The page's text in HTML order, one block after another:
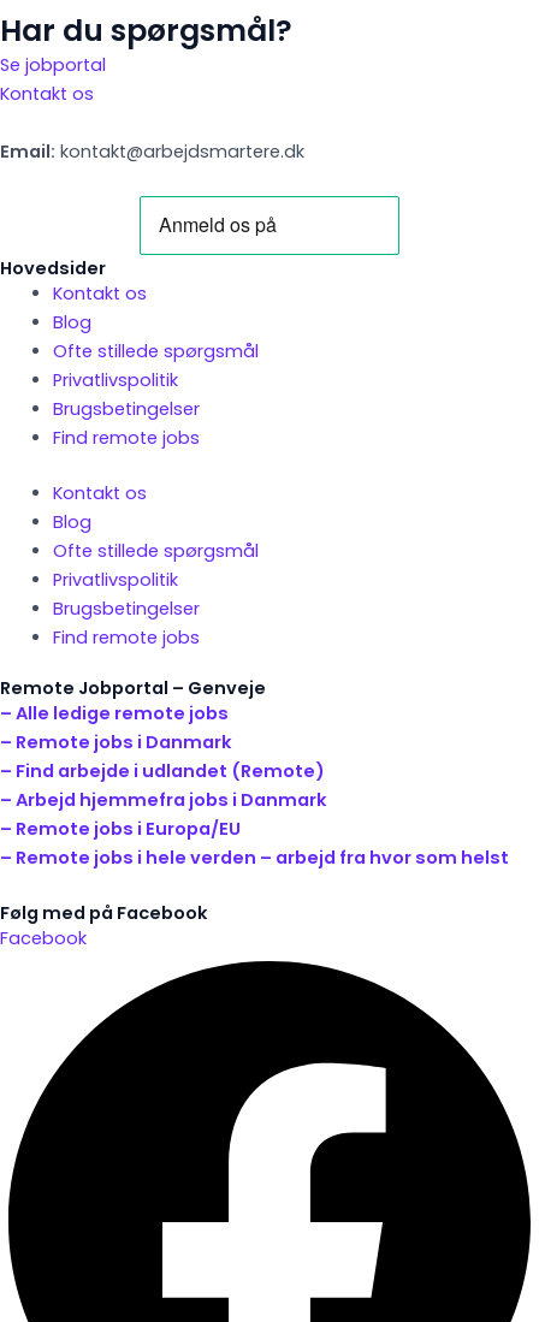
Har du spørgsmål?
Se jobportal
Kontakt os
Email: kontakt@arbejdsmartere.dk
Hovedsider
Kontakt os
Blog
Ofte stillede spørgsmål
Privatlivspolitik
Brugsbetingelser
Find remote jobs
Kontakt os
Blog
Ofte stillede spørgsmål
Privatlivspolitik
Brugsbetingelser
Find remote jobs
Remote Jobportal – Genveje
– Alle ledige remote jobs
– Remote jobs i Danmark
– Find arbejde i udlandet (Remote)
– Arbejd hjemmefra jobs i Danmark
– Remote jobs i Europa/EU
– Remote jobs i hele verden – arbejd fra hvor som helst
Følg med på Facebook
Facebook